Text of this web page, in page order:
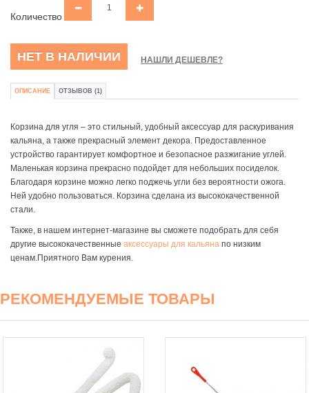
Количество
НЕТ В НАЛИЧИИ НАШЛИ ДЕШЕВЛЕ?
ОПИСАНИЕ ОТЗЫВОВ (1)
Корзина для угля – это стильный, удобный аксессуар для раскуривания
кальяна, а также прекрасный элемент декора. Предоставленное
устройство гарантирует комфортное и безопасное разжигание углей.
Маленькая корзина прекрасно подойдет для небольших посиделок.
Благодаря корзине можно легко поджечь угли без вероятности ожога.
Ней удобно пользоваться. Корзина сделана из высококачественной
стали.
Также, в нашем интернет-магазине вы сможете подобрать для себя
другие высококачественные аксессуары для кальяна по низким
ценам.Приятного Вам курения.
РЕКОМЕНДУЕМЫЕ ТОВАРЫ